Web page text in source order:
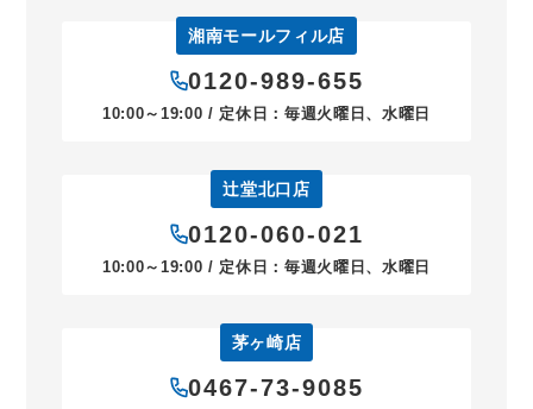
湘南モールフィル店
0120-989-655
10:00～19:00 / 定休日：毎週火曜日、水曜日
辻堂北口店
0120-060-021
10:00～19:00 / 定休日：毎週火曜日、水曜日
茅ヶ崎店
0467-73-9085